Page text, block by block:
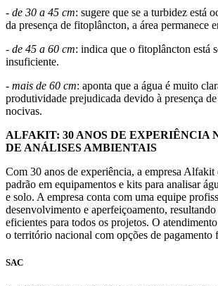
- de 30 a 45 cm: sugere que se a turbidez está
da presença de fitoplâncton, a área permanece
- de 45 a 60 cm: indica que o fitoplâncton está
insuficiente.
- mais de 60 cm: aponta que a água é muito
produtividade prejudicada devido à presença
nocivas.
ALFAKIT: 30 ANOS DE EXPERIÊNCIA
DE ANÁLISES AMBIENTAIS
Com 30 anos de experiência, a empresa Alfakit
padrão em equipamentos e kits para analisar
e solo. A empresa conta com uma equipe
desenvolvimento e aperfeiçoamento,
eficientes para todos os projetos. O
o território nacional com opções de pagamento
SAC